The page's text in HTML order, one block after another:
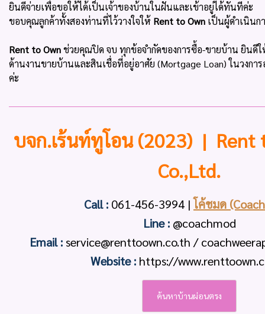
ยินดีจ่ายเพื่อขอให้ได้เป็นเจ้าของบ้านในฝันและเข้าอยู่ได้ทันทีค่ะ
ขอบคุณลูกค้าทั้งสองท่านที่ไว้วางใจให้ Rent to Own เป็นผู้ดำเนินก
Rent to Ownช่วยคุณปิด จบ ทุกข้อจำกัดของการซื้อ-ขายบ้าน ยินดี
ด้านงานขายบ้านและสินเชื่อที่อยู่อาศัย (Mortgage Loan) ในวงกา
ค่ะ
บจก.เร้นท์ทูโอน (2023) | Rent
Co.,Ltd.
Call : 061-456-3994 |โค้ชมด
Line : @coachmod
Email : service@renttoown.co.th /
Website : https://
ค้นหาบ้านผ่อนตรง